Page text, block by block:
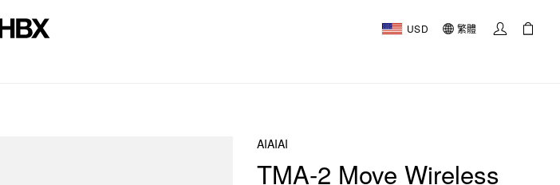
USD 繁體
AIAIAI
TMA-2 Move Wireless